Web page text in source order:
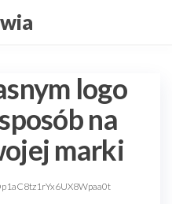
logo
na
marki